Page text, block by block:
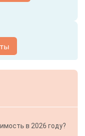
в 2026 году?